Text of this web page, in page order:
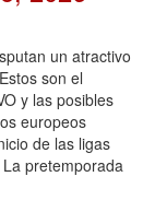
un atractivo
son el
y las posibles
europeos
de las ligas
pretemporada